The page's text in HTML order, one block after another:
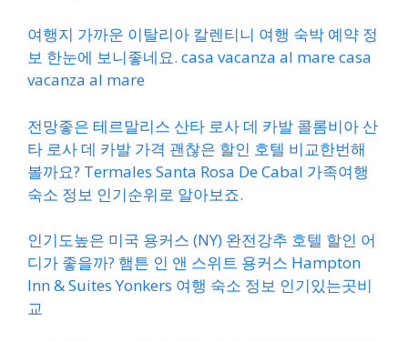
여행지 가까운 이탈리아 칼렌티니 여행 숙박 예약 정
보 한눈에 보니좋네요. casa vacanza al mare casa
vacanza al mare
전망좋은 테르말리스 산타 로사 데 카발 콜롬비아 산
타 로사 데 카발 가격 괜찮은 할인 호텔 비교한번해
볼까요? Termales Santa Rosa De Cabal 가족여행
숙소 정보 인기순위로 알아보죠.
인기도높은 미국 용커스 (NY) 완전강추 호텔 할인 어
디가 좋을까? 햄튼 인 앤 스위트 용커스 Hampton
Inn & Suites Yonkers 여행 숙소 정보 인기있는곳비
교